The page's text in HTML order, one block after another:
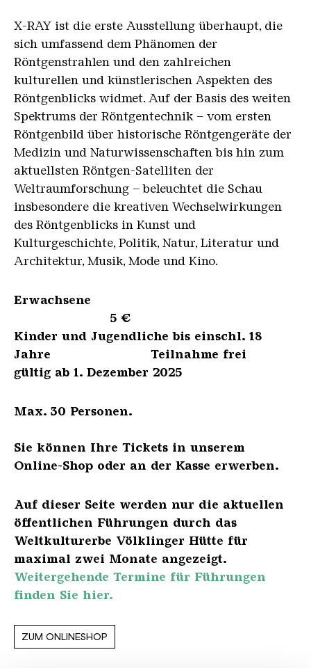
X-RAY ist die erste Ausstellung überhaupt, die
sich umfassend dem Phänomen der
Röntgenstrahlen und den zahlreichen
kulturellen und künstlerischen Aspekten des
Röntgenblicks widmet. Auf der Basis des weiten
Spektrums der Röntgentechnik – vom ersten
Röntgenbild über historische Röntgengeräte der
Medizin und Naturwissenschaften bis hin zum
aktuellsten Röntgen-Satelliten der
Weltraumforschung – beleuchtet die Schau
insbesondere die kreativen Wechselwirkungen
des Röntgenblicks in Kunst und
Kulturgeschichte, Politik, Natur, Literatur und
Architektur, Musik, Mode und Kino.
Erwachsene
5 €
Kinder und Jugendliche bis einschl. 18
Jahre Teilnahme frei
gültig ab 1. Dezember 2025
Max. 30 Personen.
Sie können Ihre Tickets in unserem
Online-Shop oder an der Kasse erwerben.
Auf dieser Seite werden nur die aktuellen
öffentlichen Führungen durch das
Weltkulturerbe Völklinger Hütte für
maximal zwei Monate angezeigt.
Weitergehende Termine für Führungen
finden Sie hier.
ZUM ONLINESHOP